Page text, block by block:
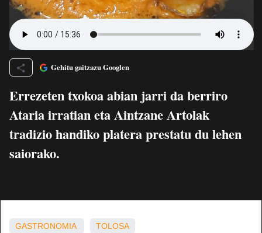
Gehitu gaitzazu Googlen
Errezeten txokoa abian jarri da berriro
Ataria irratian eta Aintzane Artolak
tradizio handiko platera prestatu du lehen
saiorako.
GASTRONOMIA TOLOSA